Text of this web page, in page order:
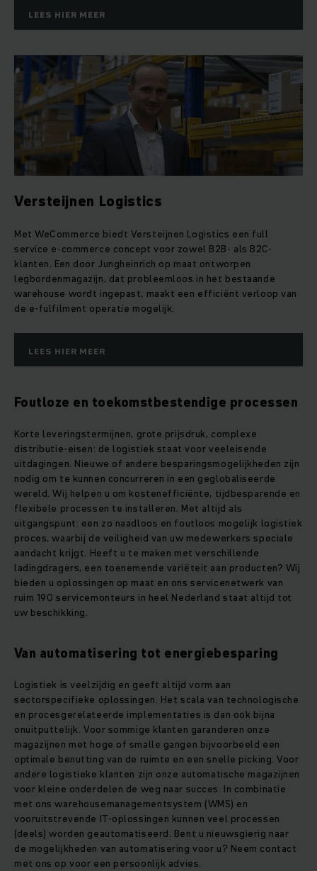
LEES HIER MEER
Versteijnen Logistics
Met WeCommerce biedt Versteijnen Logistics een full
service e-commerce concept voor zowel B2B- als B2C-
klanten. Een door Jungheinrich op maat ontworpen
legbordenmagazijn, dat probleemloos in het bestaande
warehouse wordt ingepast, maakt een efficiënt verloop van
de e-fulfilment operatie mogelijk.
LEES HIER MEER
Foutloze en toekomstbestendige processen
Korte leveringstermijnen, grote prijsdruk, complexe
distributie-eisen: de logistiek staat voor veeleisende
uitdagingen. Nieuwe of andere besparingsmogelijkheden zijn
nodig om te kunnen concurreren in een geglobaliseerde
wereld. Wij helpen u om kostenefficiënte, tijdbesparende en
flexibele processen te installeren. Met altijd als
uitgangspunt: een zo naadloos en foutloos mogelijk logistiek
proces, waarbij de veiligheid van uw medewerkers speciale
aandacht krijgt. Heeft u te maken met verschillende
ladingdragers, een toenemende variëteit aan producten? Wij
bieden u oplossingen op maat en ons servicenetwerk van
ruim 190 servicemonteurs in heel Nederland staat altijd tot
uw beschikking.
Van automatisering tot energiebesparing
Logistiek is veelzijdig en geeft altijd vorm aan
sectorspecifieke oplossingen. Het scala van technologische
en procesgerelateerde implementaties is dan ook bijna
onuitputtelijk. Voor sommige klanten garanderen onze
magazijnen met hoge of smalle gangen bijvoorbeeld een
optimale benutting van de ruimte en een snelle picking. Voor
andere logistieke klanten zijn onze automatische magazijnen
voor kleine onderdelen de weg naar succes. In combinatie
met ons warehousemanagementsystem (WMS) en
vooruitstrevende IT-oplossingen kunnen veel processen
(deels) worden geautomatiseerd. Bent u nieuwsgierig naar
de mogelijkheden van automatisering voor u? Neem contact
met ons op voor een persoonlijk advies.